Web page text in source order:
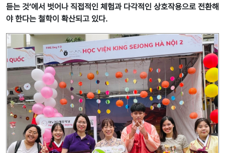
듣는 것’에서 벗어나 직접적인 체험과 다각적인 상호작용으로 전환해
야 한다는 철학이 확산되고 있다.